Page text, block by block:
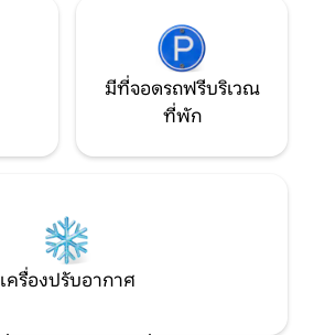
มีที่จอดรถฟรีบริเวณ
ที่พัก
เครื่องปรับอากาศ